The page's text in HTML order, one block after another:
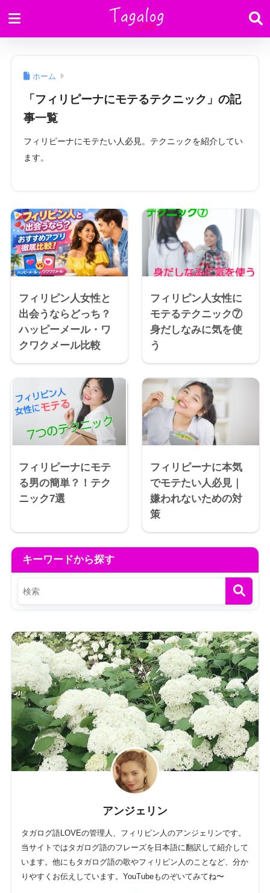
ホーム
「フィリピーナにモテるテクニック」の記
事一覧
フィリピーナにモテたい人必見。テクニックを紹介してい
ます。
フィリピン人女性と
出会うならどっち？
ハッピーメール・ワ
クワクメール比較
フィリピン人女性に
モテるテクニック⑦
身だしなみに気を使
う
フィリピーナにモテ
る男の簡単？！テク
ニック7選
フィリピーナに本気
でモテたい人必見｜
嫌われないための対
策
キーワードから探す
アンジェリン
タガログ語LOVEの管理人、フィリピン人のアンジェリンです。
当サイトではタガログ語のフレーズを日本語に翻訳して紹介して
います。他にもタガログ語の歌やフィリピン人のことなど、分か
りやすくお伝えしています。YouTubeものぞいてみてね〜